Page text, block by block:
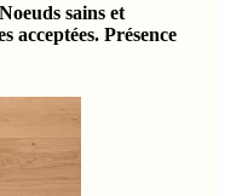
sains et
acceptées. Présence